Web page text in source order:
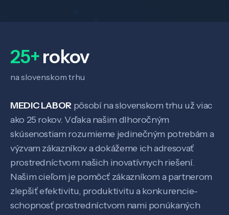
25+rokov
na slovenskom trhu
MEDIC LABOR pôsobí na slovenskom trhu už viac
ako 25 rokov. Vďaka našim dlhoročným
skúsenostiam rozumieme jedinečným potrebám a
výzvam zákazníkov a dokážeme ich adresovať
prostredníctvom našich inovatívnych riešení.
Našim cieľom je pomôcť zákazníkom a partnerom
zlepšiť efektivitu, produktivitu a konkurencie-
schopnosť prostredníctvom nami ponúkaných